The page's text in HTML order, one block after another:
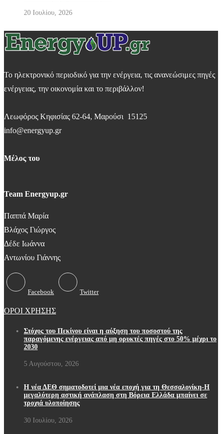
20 Ιουλίου, 2026
Το ηλεκτρονικό περιοδικό για την ενέργεια, τις ανανεώσιμες πηγές
ενέργειας, την οικονομία και το περιβάλλον!
Λεωφόρος Κηφισίας 62-64, Μαρούσι 15125
info@energyup.gr
Μέλος του
Team Energyup.gr
Παππά Μαρία
Βλάχος Γιώργος
Δέδε Ιωάννα
Αντωνίου Γιάννης
Facebook Twitter
ΟΡΟΙ ΧΡΗΣΗΣ
Στόχος του Πεκίνου είναι η αύξηση του ποσοστού της
παραγόμενης ενέργειας από μη ορυκτές πηγές στο 50% μέχρι το
2030
5 Αυγούστου, 2026
Η νέα ΔΕΘ σηματοδοτεί μια νέα εποχή για τη Θεσσαλονίκη-Η
μεγαλύτερη αστική ανάπλαση στη Βόρεια Ελλάδα μπαίνει σε
τροχιά υλοποίησης
30 Ιουλίου, 2026